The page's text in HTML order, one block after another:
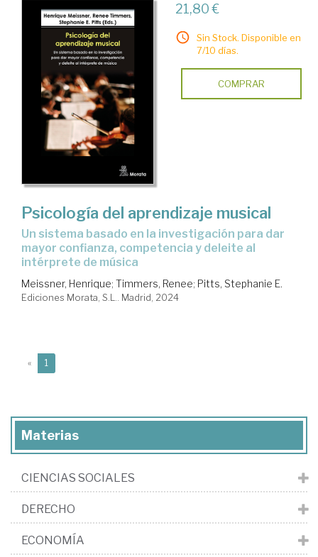
21,80 €
Sin Stock. Disponible en
7/10 días.
COMPRAR
Psicología del aprendizaje musical
Un sistema basado en la investigación para dar
mayor confianza, competencia y deleite al
intérprete de música
Meissner, Henrique; Timmers, Renee; Pitts, Stephanie E.
Ediciones Morata, S.L.. Madrid, 2024
« 1
Materias
CIENCIAS SOCIALES
DERECHO
ECONOMÍA